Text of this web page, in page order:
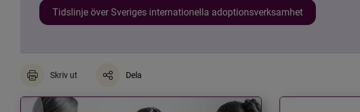
Tidslinje över Sveriges internationella adoptionsverksamhet
Skriv ut Dela